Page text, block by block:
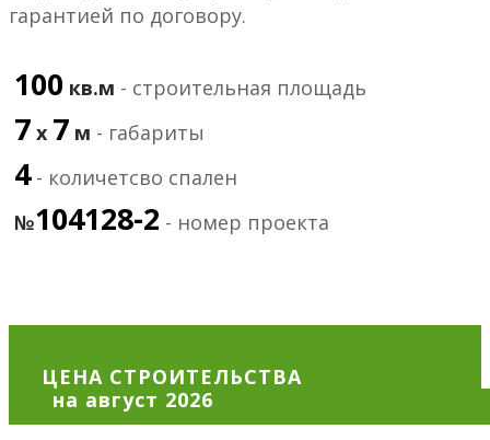
гарантией по договору.
100 кв.м - строительная площадь
7 х 7 м - габариты
4- количетсво спален
№104128-2 - номер проекта
ЦЕНА СТРОИТЕЛЬСТВА